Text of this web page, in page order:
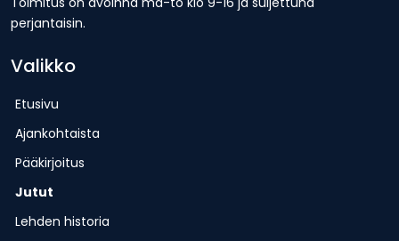
perjantaisin.
Valikko
Etusivu
Ajankohtaista
Pääkirjoitus
Jutut
Lehden historia